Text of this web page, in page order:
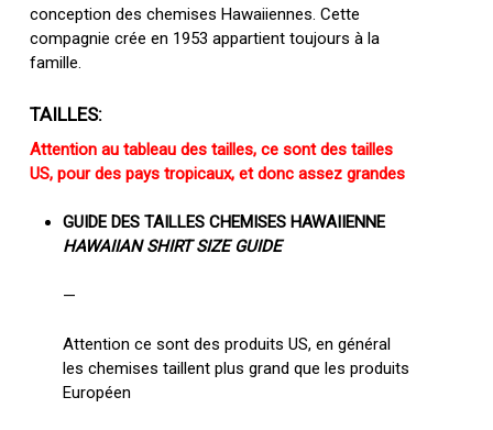
conception des chemises Hawaiiennes. Cette
compagnie crée en 1953 appartient toujours à la
famille.
TAILLES:
Attention au tableau des tailles, ce sont des tailles
US, pour des pays tropicaux, et donc assez grandes
GUIDE DES TAILLES CHEMISES HAWAIIENNE
HAWAIIAN SHIRT SIZE GUIDE
—
Attention ce sont des produits US, en général
les chemises taillent plus grand que les produits
Européen